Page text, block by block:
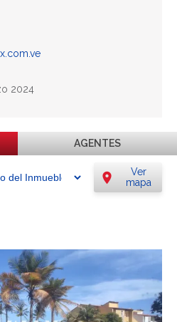
2024
AGENTES
location_on
Ver
mapa